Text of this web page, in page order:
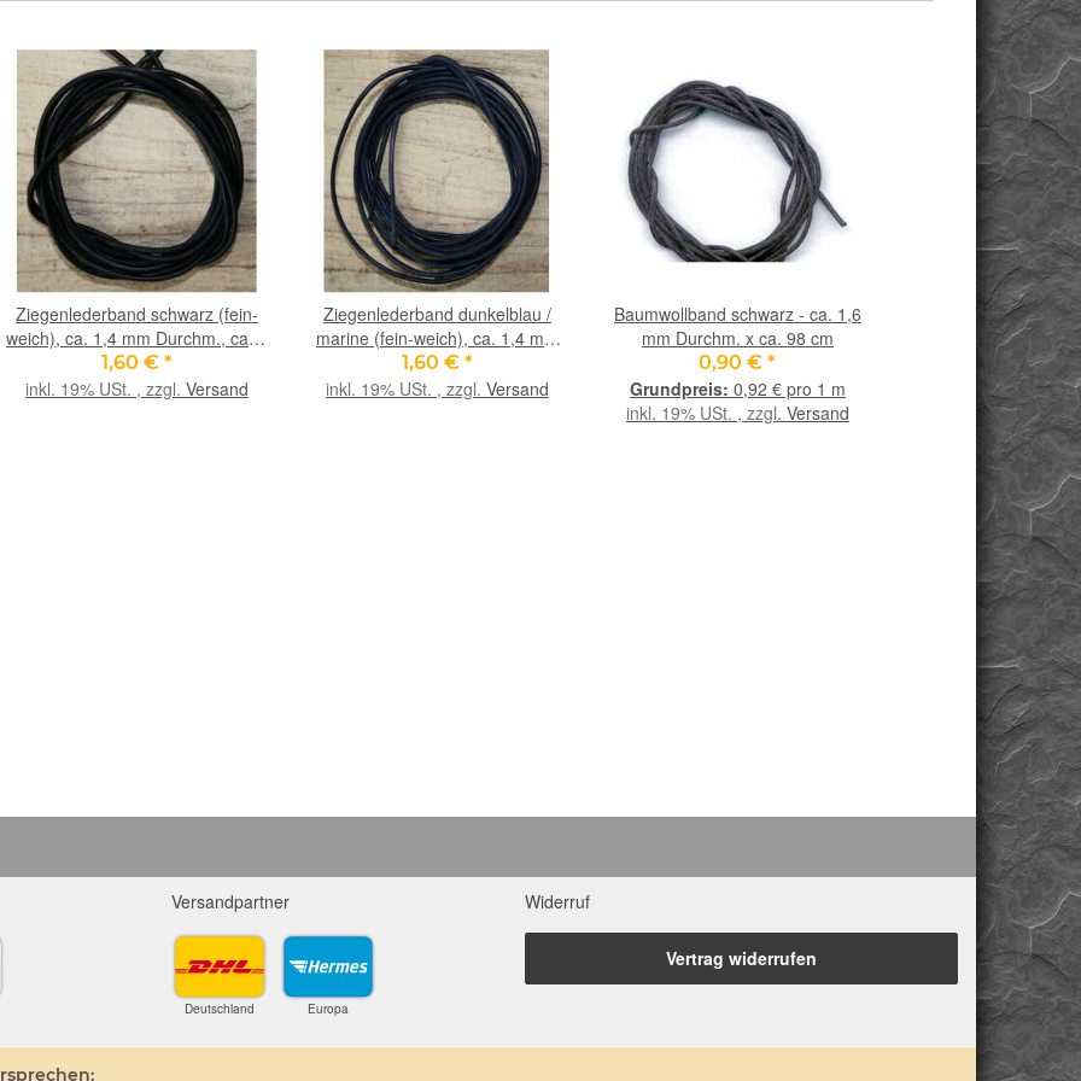
Ziegenlederband schwarz (fein-
weich), ca. 1,4 mm Durchm., ca. 1
m lang
1,60 € *
inkl. 19% USt. , zzgl. Versand
Ziegenlederband dunkelblau /
marine (fein-weich), ca. 1,4 mm
Durchm., ca. 1 m lang
1,60 € *
inkl. 19% USt. , zzgl. Versand
Baumwollband schwarz - ca. 1,6
mm Durchm. x ca. 98 cm
0,90 €*
0,92 € pro 1 m
inkl. 19% USt. , zzgl. Versand
Serpentin (edel)
Sonderqualität /
roh (Jade) -
5,30 € *
inkl. 19% USt. ,
Versandpartner
Deutschland Europa
Widerruf
Vertrag widerrufen